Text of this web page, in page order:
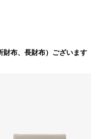
財布、長財布）ございます